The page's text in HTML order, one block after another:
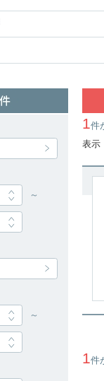
1件
表示
1 件
～
～